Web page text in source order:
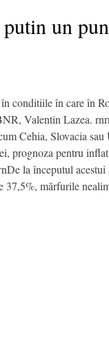
un
conditiile în care în
Valentin Lazea.
Cehia, Slovacia sau
prognoza pentru
la începutul
mãrfurile